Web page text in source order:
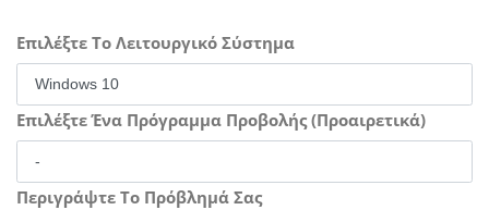
Επιλέξτε Το Λειτουργικό Σύστημα
Επιλέξτε Ένα Πρόγραμμα Προβολής (Προαιρετικά)
Περιγράψτε Το Πρόβλημά Σας